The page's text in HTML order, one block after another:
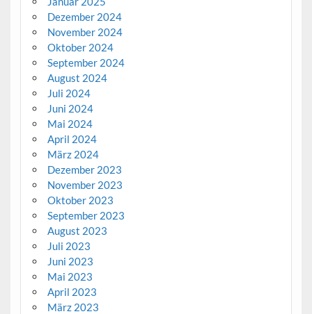
Dezember 2024
November 2024
Oktober 2024
September 2024
August 2024
Juli 2024
Juni 2024
Mai 2024
April 2024
März 2024
Dezember 2023
November 2023
Oktober 2023
September 2023
August 2023
Juli 2023
Juni 2023
Mai 2023
April 2023
März 2023